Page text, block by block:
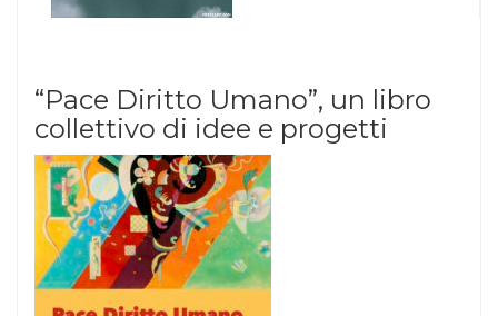
“Pace Diritto Umano”, un libro
collettivo di idee e progetti